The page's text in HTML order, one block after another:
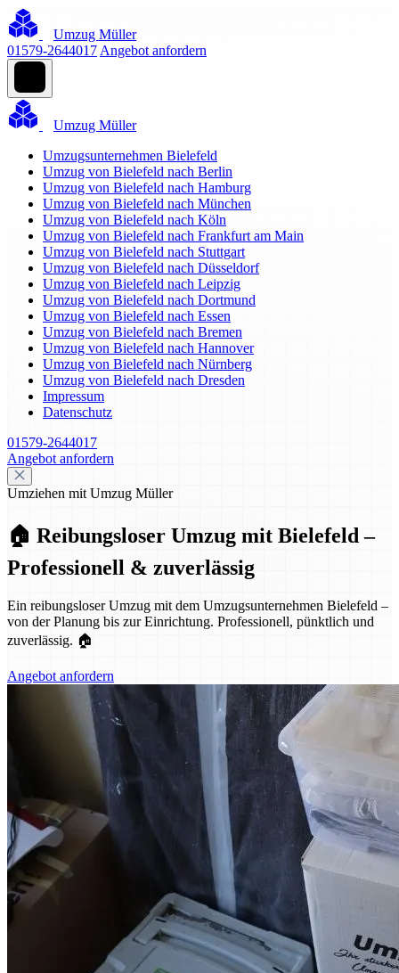
Umzug Müller
01579-2644017 Angebot anfordern
Umzug Müller
Umzugsunternehmen Bielefeld
Umzug von Bielefeld nach Berlin
Umzug von Bielefeld nach Hamburg
Umzug von Bielefeld nach München
Umzug von Bielefeld nach Köln
Umzug von Bielefeld nach Frankfurt am Main
Umzug von Bielefeld nach Stuttgart
Umzug von Bielefeld nach Düsseldorf
Umzug von Bielefeld nach Leipzig
Umzug von Bielefeld nach Dortmund
Umzug von Bielefeld nach Essen
Umzug von Bielefeld nach Bremen
Umzug von Bielefeld nach Hannover
Umzug von Bielefeld nach Nürnberg
Umzug von Bielefeld nach Dresden
Impressum
Datenschutz
01579-2644017
Angebot anfordern
Umziehen mit Umzug Müller
🏠 Reibungsloser Umzug mit Bielefeld –
Professionell & zuverlässig
Ein reibungsloser Umzug mit dem Umzugsunternehmen Bielefeld –
von der Planung bis zur Einrichtung. Professionell, pünktlich und
zuverlässig. 🏠
Angebot anfordern